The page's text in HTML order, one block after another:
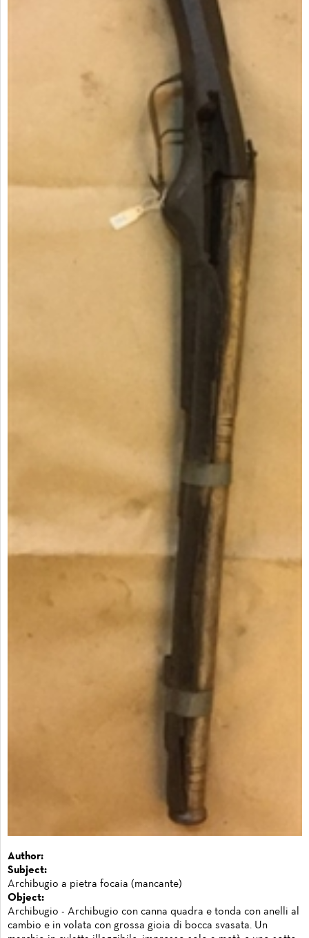
Author:
Subject:
Archibugio a pietra focaia (mancante)
Object:
Archibugio - Archibugio con canna quadra e tonda con anelli al
cambio e in volata con grossa gioia di bocca svasata. Un